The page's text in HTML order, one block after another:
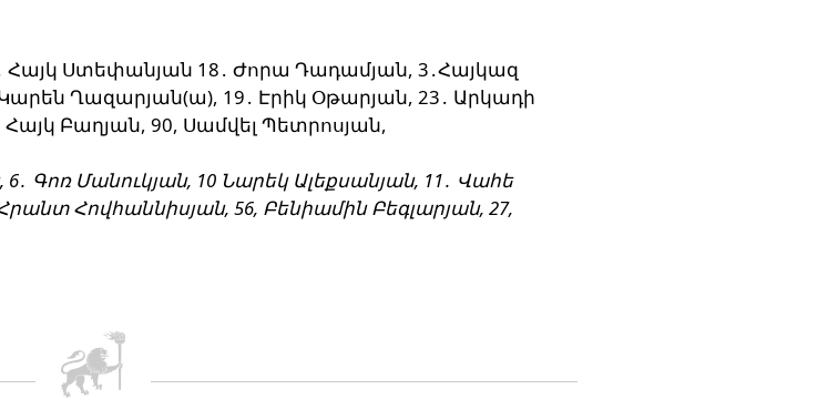
Հայկ Ստեփանյան 18․ Ժորա Դադամյան, 3․Հայկազ
Ղազարյան(ա), 19․ Էրիկ Օթարյան, 23․ Արկադի
Հայկ Բաղյան, 90, Սամվել Պետրոսյան,
Գոռ Մանուկյան, 10 Նարեկ Ալեքսանյան, 11․ Վահե
Հովհաննիսյան, 56, Բենիամին Բեգլարյան, 27,